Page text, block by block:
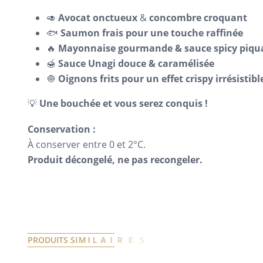
🥑 Avocat onctueux &concombre croquant
🐟 Saumon frais pour une touche raffinée
🔥 Mayonnaise gourmande & sauce spicy
🍯 Sauce Unagi douce & caramélisée
🧅 Oignons frits pour un effet crispy
💡 Une bouchée et vous serez conquis !
Conservation :
À conserver entre 0 et 2°C.
Produit décongelé, ne pas recongeler.
PRODUITS SIMI L A RE S